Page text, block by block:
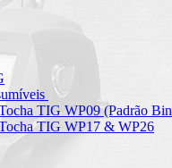
TIG WP09 (Padrão
TIG WP17 & WP26